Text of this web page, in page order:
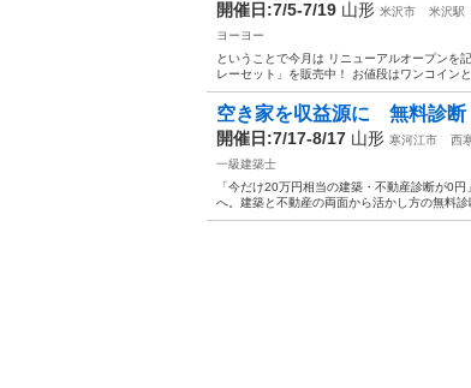
開催日:7/5-7/19 山形 米沢市 米沢駅
ヨーヨー
ということで今月は リニューアルオープンを
レーセット」を販売中！ お値段はワンコイン
空き家を収益源に 無料診断
開催日:7/17-8/17 山形 寒河江市 西
一級建築士
「今だけ20万円相当の建築・不動産診断が0
へ。建築と不動産の両面から活かし方の無料